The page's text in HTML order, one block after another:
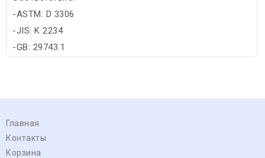
-ASTM: D 3306
-JIS: K 2234
-GB: 29743.1
Главная
Контакты
Корзина